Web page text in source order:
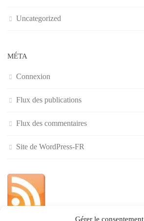
Gérer le consentement
Uncategorized
MÉTA
Connexion
Flux des publications
Flux des commentaires
Site de WordPress-FR